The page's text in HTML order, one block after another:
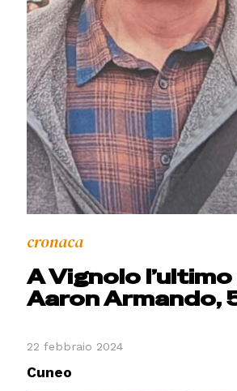
cronaca
A Vignolo
Aaron Armando,
22 febbraio 2024
Cuneo